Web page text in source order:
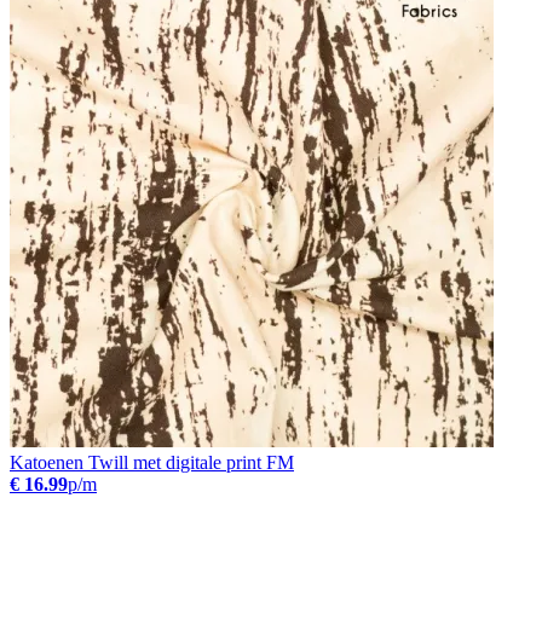
Katoenen Twill met digitale print FM
€ 16.99p/m